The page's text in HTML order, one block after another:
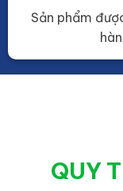
Sản phẩm
QUY